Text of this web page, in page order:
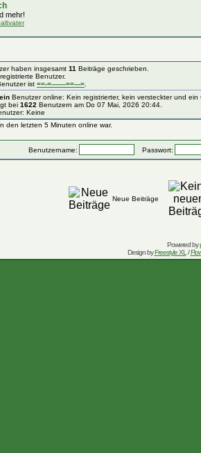
mehr!
haben insgesamt 11 Beiträge geschrieben.
registrierte Benutzer.
ist ==-=-------==---=
ein Benutzer online: Kein registrierter, kein versteckter und
bei 1622 Benutzern am Do 07 Mai, 2026 20:44.
Keine
den letzten 5 Minuten online war.
Benutzername: Passwort:
Neue Beiträge
Powered by
Design byFreestyle XL /